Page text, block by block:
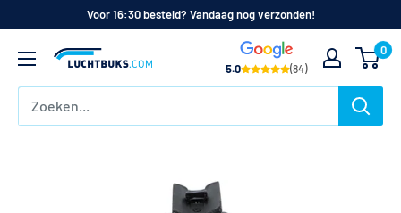
inhoud
Voor 16:30 besteld? Vandaag nog verzonden!
Luchtbuks.com
5.0 (84)
0